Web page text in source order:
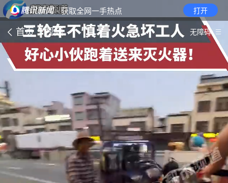
· 获取全网一手热点 打开
首页 视频 无障碍